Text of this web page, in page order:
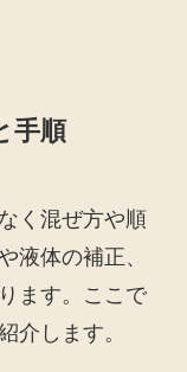
手順
く混ぜ方や順
液体の補正、
ます。ここで
介します。